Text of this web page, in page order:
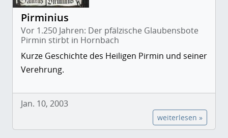
Pirminius
Vor 1.250 Jahren: Der pfälzische Glaubensbote
Pirmin stirbt in Hornbach
Kurze Geschichte des Heiligen Pirmin und seiner
Verehrung.
Jan. 10, 2003
weiterlesen »